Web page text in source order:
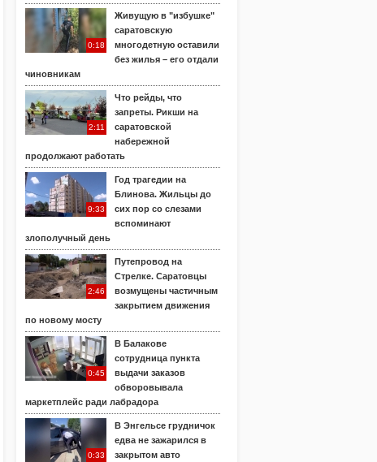
0:18
Живущую в "избушке"
саратовскую
многодетную оставили
без жилья – его отдали
чиновникам
2:11
Что рейды, что
запреты. Рикши на
саратовской
набережной
продолжают работать
9:33
Год трагедии на
Блинова. Жильцы до
сих пор со слезами
вспоминают
злополучный день
2:46
Путепровод на
Стрелке. Саратовцы
возмущены частичным
закрытием движения
по новому мосту
0:45
В Балакове
сотрудница пункта
выдачи заказов
обворовывала
маркетплейс ради лабрадора
0:33
В Энгельсе грудничок
едва не зажарился в
закрытом авто